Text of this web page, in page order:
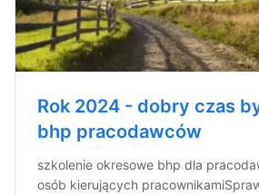
Rok 2024 - dobry czas
bhp pracodawców
szkolenie okresowe bhp dla
osób kierujących